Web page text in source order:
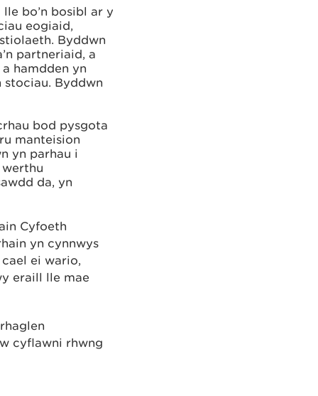
bo’n bosibl ar y
eogiaid,
Byddwn
partneriaid, a
hamdden yn
stociau. Byddwn
bod pysgota
manteision
yn parhau i
da, yn
Cyfoeth
yn cynnwys
ei wario,
eraill lle mae
cyflawni rhwng